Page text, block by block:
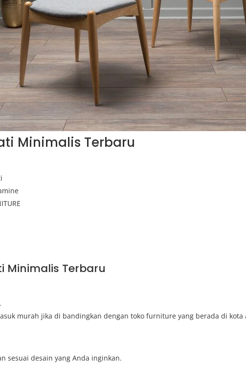
Minimalis Terbaru
Minimalis Terbaru
murah jika di bandingkan dengan toko furniture yang berada di kota
sesuai desain yang Anda inginkan.